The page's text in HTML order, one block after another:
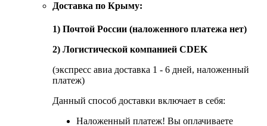
Доставка по Крыму:
1) Почтой России (наложенного платежа нет)
2) Логистической компанией CDEK
(экспресс авиа доставка 1 - 6 дней, наложенный
платеж)
Данный способ доставки включает в себя:
Наложенный платеж! Вы оплачиваете